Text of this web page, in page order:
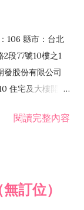
106 縣市：台北
段77號10樓之1
股份有限公司
住宅及大樓開發
租賃業 I503010
閱讀完整內容
訂位）